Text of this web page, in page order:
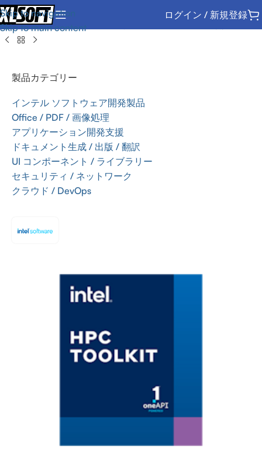
Skip to navigation
Skip to main content
ログイン / 新規登録
ル ソフトウェア開発製品
製品カテゴリー
インテル ソフトウェア開発製品
Office / PDF / 画像処理
アプリケーション開発支援
ドキュメント生成 / 出版 / 翻訳
UI コンポーネント / ライブラリー
セキュリティ / ネットワーク
クラウド / DevOps